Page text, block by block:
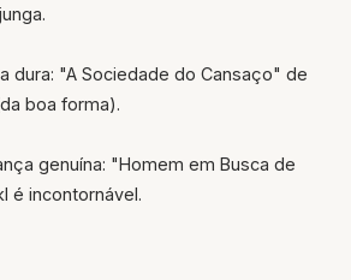
dura: "A Sociedade do Cansaço" de
boa forma).
genuína: "Homem em Busca de
é incontornável.